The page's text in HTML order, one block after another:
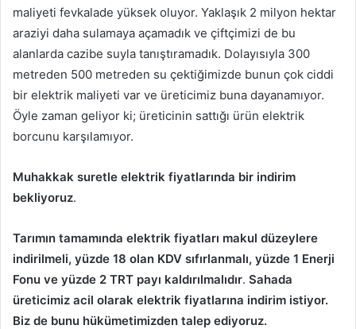
maliyeti fevkalade yüksek oluyor. Yaklaşık 2 milyon hektar
araziyi daha sulamaya açamadık ve çiftçimizi de bu
alanlarda cazibe suyla tanıştıramadık. Dolayısıyla 300
metreden 500 metreden su çektiğimizde bunun çok ciddi
bir elektrik maliyeti var ve üreticimiz buna dayanamıyor.
Öyle zaman geliyor ki; üreticinin sattığı ürün elektrik
borcunu karşılamıyor.
Muhakkak suretle elektrik fiyatlarında bir indirim
bekliyoruz.
Tarımın tamamında elektrik fiyatları makul düzeylere
indirilmeli, yüzde 18 olan KDV sıfırlanmalı, yüzde 1 Enerji
Fonu ve yüzde 2 TRT payı kaldırılmalıdır. Sahada
üreticimiz acil olarak elektrik fiyatlarına indirim istiyor.
Biz de bunu hükümetimizden talep ediyoruz.